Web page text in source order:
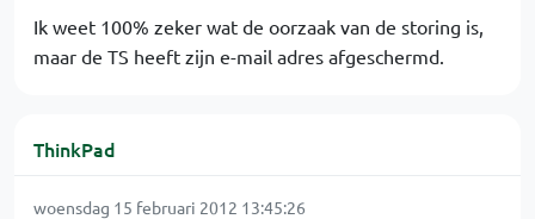
Ik weet 100% zeker wat de oorzaak van de storing is,
maar de TS heeft zijn e-mail adres afgeschermd.
ThinkPad
woensdag 15 februari 2012 13:45:26